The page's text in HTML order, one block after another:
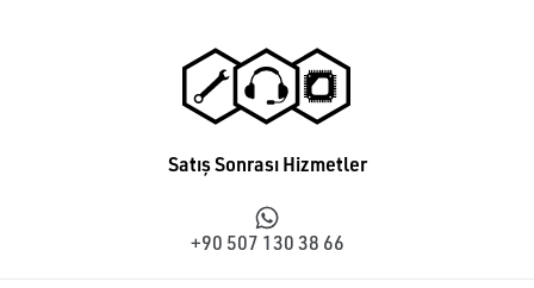
Satış Sonrası Hizmetler
+90 507 130 38 66